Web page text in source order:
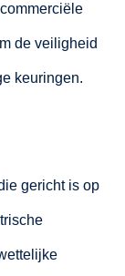
de veiligheid
keuringen.
gericht is op